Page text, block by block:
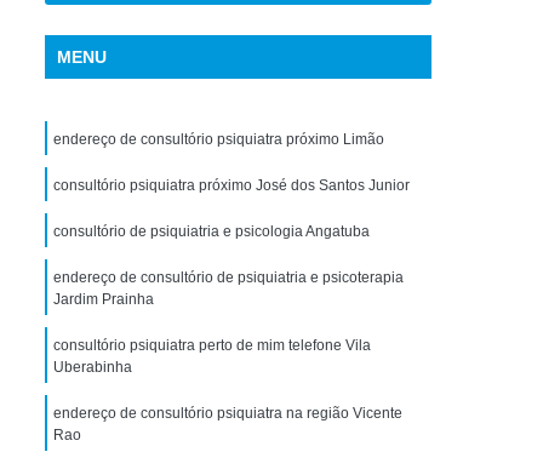
de Uso de Maconha
de Uso de Metanfetamina
de Uso de Substância
de Uso de êxtase
Tratamento Crise de Ansiedade
Tratamento de Ansiedade
Tratamento para Ansiedade e Depressão
Interior de São Paulo
Tratamento para Crise de Ansiedade
Transtorno de Ansiedade
de Ansiedade Generalizada
MENU
endereço de consultório psiquiatra próximo Limão
consultório psiquiatra próximo José dos Santos Junior
consultório de psiquiatria e psicologia Angatuba
endereço de consultório de psiquiatria e psicoterapia
Jardim Prainha
consultório psiquiatra perto de mim telefone Vila
Uberabinha
endereço de consultório psiquiatra na região Vicente
Rao